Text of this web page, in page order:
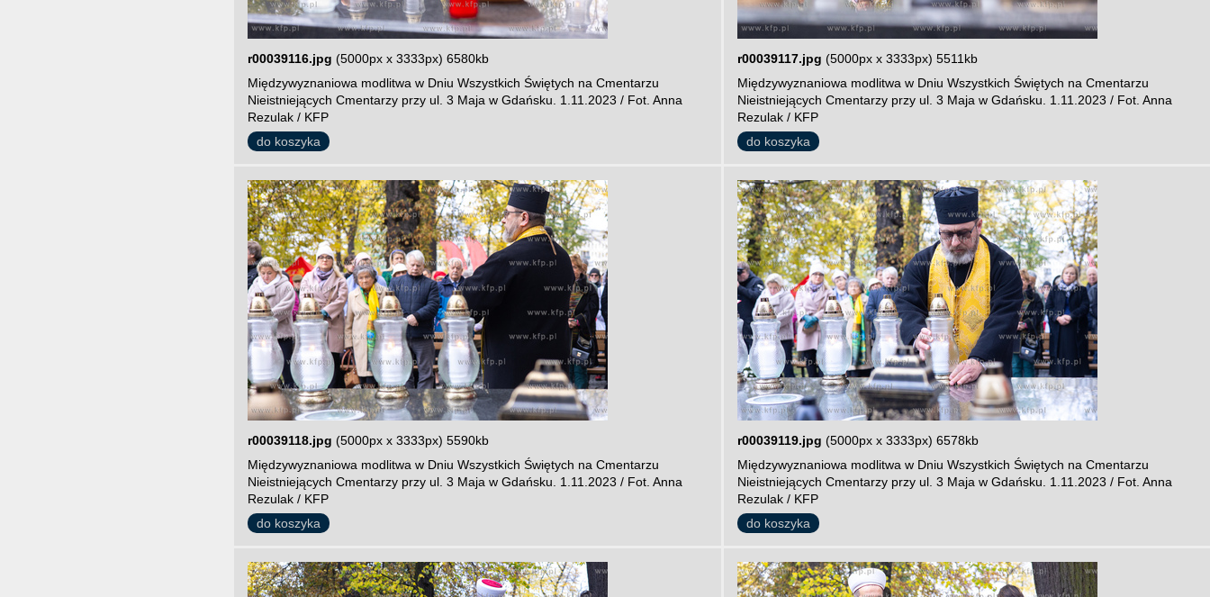
r00039116.jpg (5000px x 3333px) 6580kb
Międzywyznaniowa modlitwa w Dniu Wszystkich Świętych na Cmentarzu
Nieistniejących Cmentarzy przy ul. 3 Maja w Gdańsku. 1.11.2023 / Fot. Anna
Rezulak / KFP
do koszyka
r00039117.jpg (5000px x 3333px) 5511kb
Międzywyznaniowa modlitwa w Dniu Wszystkich Świętych na Cmentarzu
Nieistniejących Cmentarzy przy ul. 3 Maja w Gdańsku. 1.11.2023 / Fot. Anna
Rezulak / KFP
do koszyka
r00039118.jpg (5000px x 3333px) 5590kb
Międzywyznaniowa modlitwa w Dniu Wszystkich Świętych na Cmentarzu
Nieistniejących Cmentarzy przy ul. 3 Maja w Gdańsku. 1.11.2023 / Fot. Anna
Rezulak / KFP
do koszyka
r00039119.jpg (5000px x 3333px) 6578kb
Międzywyznaniowa modlitwa w Dniu Wszystkich Świętych na Cmentarzu
Nieistniejących Cmentarzy przy ul. 3 Maja w Gdańsku. 1.11.2023 / Fot. Anna
Rezulak / KFP
do koszyka